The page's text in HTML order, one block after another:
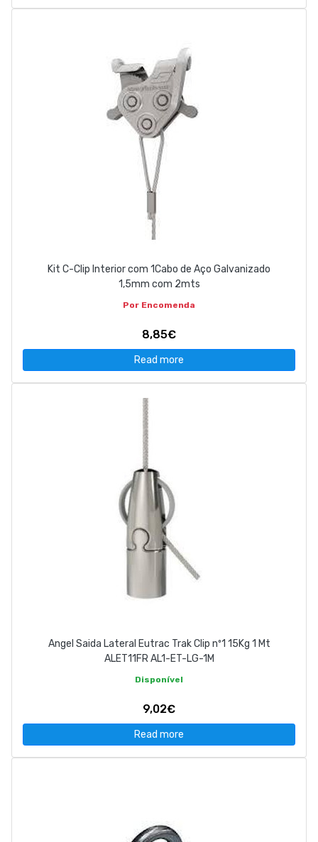
Kit C-Clip Interior com 1Cabo de Aço Galvanizado
1,5mm com 2mts
Por Encomenda
8,85€
Read more
Angel Saida Lateral Eutrac Trak Clip nº1 15Kg 1 Mt
ALET11FR AL1-ET-LG-1M
Disponível
9,02€
Read more